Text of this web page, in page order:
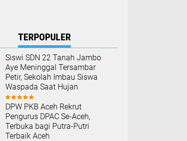
TERPOPULER
Siswi SDN 22 Tanah Jambo
Aye Meninggal Tersambar
Petir, Sekolah Imbau Siswa
Waspada Saat Hujan
DPW PKB Aceh Rekrut
Pengurus DPAC Se-Aceh,
Terbuka bagi Putra-Putri
Terbaik Aceh